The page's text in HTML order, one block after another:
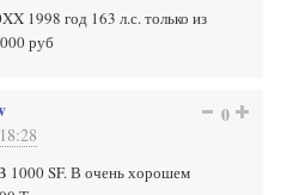
1998 год 163 л.с. только из
руб
0
1000 SF. В очень хорошем